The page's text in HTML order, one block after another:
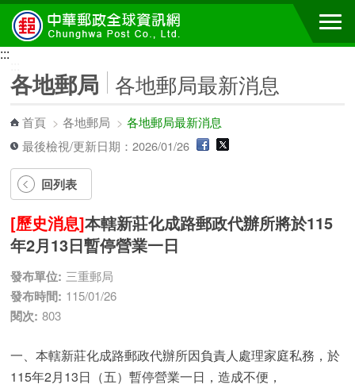
跳到主要內容區塊
:::
各地郵局 各地郵局最新消息
首頁 >各地郵局 >各地郵局最新消息
最後檢視/更新日期：2026/01/26
回列表
[歷史消息]本轄新莊化成路郵政代辦所將於115
年2月13日暫停營業一日
發布單位: 三重郵局
發布時間: 115/01/26
閱次: 803
一、本轄新莊化成路郵政代辦所因負責人處理家庭私務，於
115年2月13日（五）暫停營業一日，造成不便，